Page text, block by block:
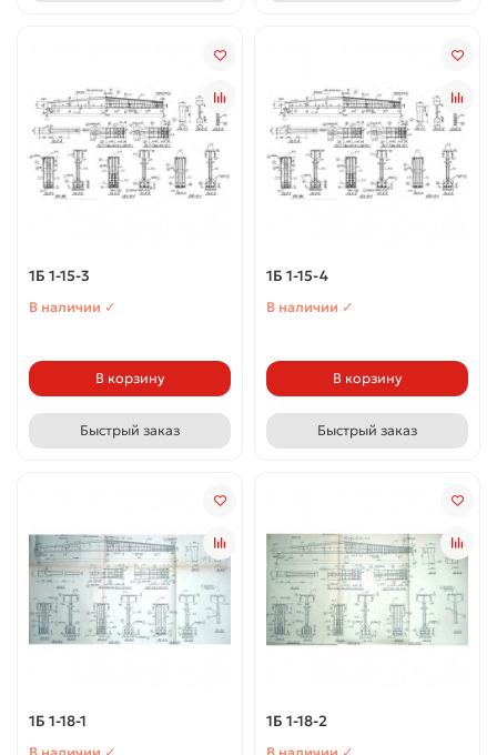
1Б 1-15-3
В наличии ✓
В корзину
Быстрый заказ
1Б 1-15-4
В наличии ✓
В корзину
Быстрый заказ
1Б 1-18-1 1Б 1-18-2